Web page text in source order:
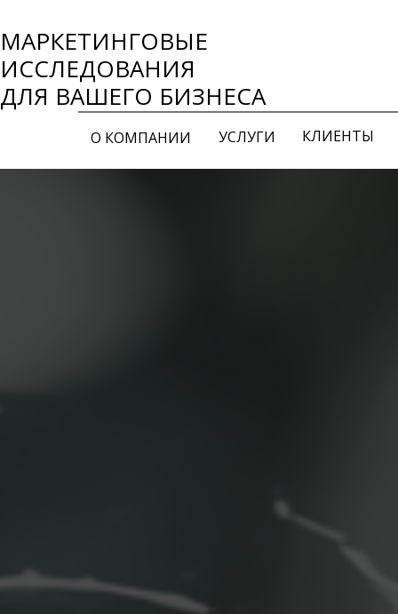
УСЛУГИ КЛИЕНТЫ
О КОМПАНИИ
МАРКЕТИНГОВЫЕ
ИССЛЕДОВАНИЯ
ДЛЯ ВАШЕГО БИЗНЕСА